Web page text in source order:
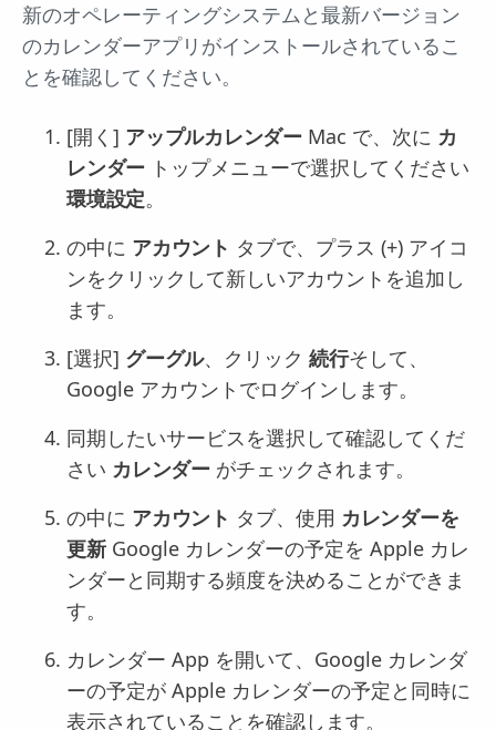
新のオペレーティングシステムと最新バージョン
のカレンダーアプリがインストールされているこ
とを確認してください。
[開く] アップルカレンダーMac で、次に カ
レンダー トップメニューで選択してください
環境設定。
の中に アカウント タブで、プラス (+) アイコ
ンをクリックして新しいアカウントを追加し
ます。
[選択] グーグル、クリック 続行そして、
Google アカウントでログインします。
同期したいサービスを選択して確認してくだ
さい カレンダーがチェックされます。
の中に アカウント タブ、使用 カレンダーを
更新Google カレンダーの予定を Apple カレ
ンダーと同期する頻度を決めることができま
す。
カレンダー App を開いて、Google カレンダ
ーの予定が Apple カレンダーの予定と同時に
表示されていることを確認します。